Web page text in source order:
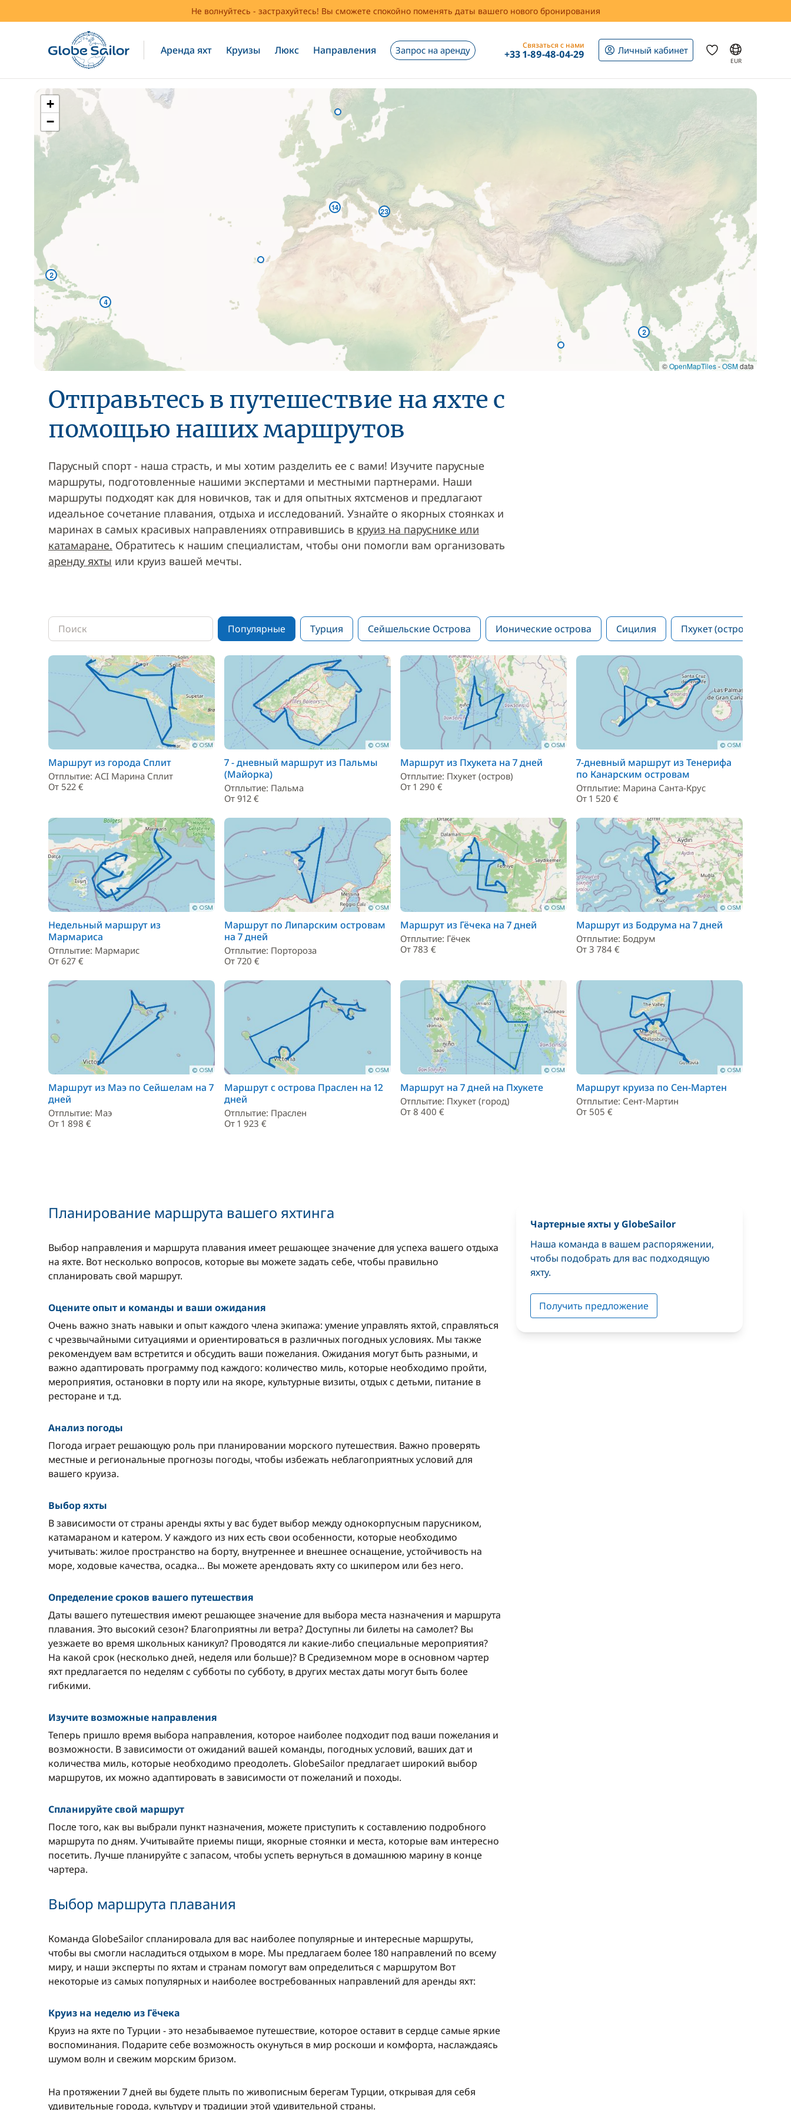
Не волнуйтесь - застрахуйтесь! Вы сможете спокойно поменять даты вашего нового бронирования
Аренда яхт Круизы Люкс Направления Запрос на аренду Связаться с нами
+33 1-89-48-04-29 Личный кабинет
EUR
2
4
2
23
14
+
−
©OpenMapTiles-OSMdata
Отправьтесь в путешествие на яхте с
помощью наших маршрутов
Парусный спорт - наша страсть, и мы хотим разделить ее с вами! Изучите парусные
маршруты, подготовленные нашими экспертами и местными партнерами. Наши
маршруты подходят как для новичков, так и для опытных яхтсменов и предлагают
идеальное сочетание плавания, отдыха и исследований. Узнайте о якорных стоянках и
маринах в самых красивых направлениях отправившись в круиз на паруснике или
катамаране. Обратитесь к нашим специалистам, чтобы они помогли вам организовать
аренду яхты или круиз вашей мечты.
Популярные Турция Сейшельские Острова Ионические острова Сицилия Пхукет (остров)
Маршрут из города Сплит
Отплытие: ACI Марина Сплит
От 522 €
7 - дневный маршрут из Пальмы
(Майорка)
Отплытие: Пальма
От 912 €
Маршрут из Пхукета на 7 дней
Отплытие: Пхукет (остров)
От 1 290 €
7-дневный маршрут из Тенерифа
по Канарским островам
Отплытие: Марина Санта-Крус
От 1 520 €
Недельный маршрут из
Мармариса
Отплытие: Мармарис
От 627 €
Маршрут по Липарским островам
на 7 дней
Отплытие: Портороза
От 720 €
Маршрут из Гёчека на 7 дней
Отплытие: Гёчек
От 783 €
Маршрут из Бодрума на 7 дней
Отплытие: Бодрум
От 3 784 €
Маршрут из Маэ по Сейшелам на 7
дней
Отплытие: Маэ
От 1 898 €
Маршрут с острова Праслен на 12
дней
Отплытие: Праслен
От 1 923 €
Маршрут на 7 дней на Пхукете
Отплытие: Пхукет (город)
От 8 400 €
Маршрут круиза по Сен-Мартен
Отплытие: Сент-Мартин
От 505 €
Планирование маршрута вашего яхтинга
Выбор направления и маршрута плавания имеет решающее значение для успеха вашего отдыха
на яхте. Вот несколько вопросов, которые вы можете задать себе, чтобы правильно
спланировать свой маршрут.
Оцените опыт и команды и ваши ожидания
Очень важно знать навыки и опыт каждого члена экипажа: умение управлять яхтой, справляться
с чрезвычайными ситуациями и ориентироваться в различных погодных условиях. Мы также
рекомендуем вам встретится и обсудить ваши пожелания. Ожидания могут быть разными, и
важно адаптировать программу под каждого: количество миль, которые необходимо пройти,
мероприятия, остановки в порту или на якоре, культурные визиты, отдых с детьми, питание в
ресторане и т.д.
Анализ погоды
Погода играет решающую роль при планировании морского путешествия. Важно проверять
местные и региональные прогнозы погоды, чтобы избежать неблагоприятных условий для
вашего круиза.
Выбор яхты
В зависимости от страны аренды яхты у вас будет выбор между однокорпусным парусником,
катамараном и катером. У каждого из них есть свои особенности, которые необходимо
учитывать: жилое пространство на борту, внутреннее и внешнее оснащение, устойчивость на
море, ходовые качества, осадка… Вы можете арендовать яхту со шкипером или без него.
Определение сроков вашего путешествия
Даты вашего путешествия имеют решающее значение для выбора места назначения и маршрута
плавания. Это высокий сезон? Благоприятны ли ветра? Доступны ли билеты на самолет? Вы
уезжаете во время школьных каникул? Проводятся ли какие-либо специальные мероприятия?
На какой срок (несколько дней, неделя или больше)? В Средиземном море в основном чартер
яхт предлагается по неделям с субботы по субботу, в других местах даты могут быть более
гибкими.
Изучите возможные направления
Теперь пришло время выбора направления, которое наиболее подходит под ваши пожелания и
возможности. В зависимости от ожиданий вашей команды, погодных условий, ваших дат и
количества миль, которые необходимо преодолеть. GlobeSailor предлагает широкий выбор
маршрутов, их можно адаптировать в зависимости от пожеланий и походы.
Спланируйте свой маршрут
После того, как вы выбрали пункт назначения, можете приступить к составлению подробного
маршрута по дням. Учитывайте приемы пищи, якорные стоянки и места, которые вам интересно
посетить. Лучше планируйте с запасом, чтобы успеть вернуться в домашнюю марину в конце
чартера.
Выбор маршрута плавания
Команда GlobeSailor спланировала для вас наиболее популярные и интересные маршруты,
чтобы вы смогли насладиться отдыхом в море. Мы предлагаем более 180 направлений по всему
миру, и наши эксперты по яхтам и странам помогут вам определиться с маршрутом Вот
некоторые из самых популярных и наиболее востребованных направлений для аренды яхт:
Круиз на неделю из Гёчека
Круиз на яхте по Турции - это незабываемое путешествие, которое оставит в сердце самые яркие
воспоминания. Подарите себе возможность окунуться в мир роскоши и комфорта, наслаждаясь
шумом волн и свежим морским бризом.
На протяжении 7 дней вы будете плыть по живописным берегам Турции, открывая для себя
удивительные города, культуру и традиции этой удивительной страны.
Чартерные яхты у GlobeSailor
Наша команда в вашем распоряжении,
чтобы подобрать для вас подходящую
яхту.
Получить предложение